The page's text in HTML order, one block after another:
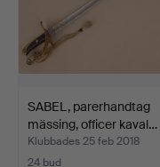
SABEL, parerhandtag
mässing, officer kaval…
Klubbades 25 feb 2018
24 bud